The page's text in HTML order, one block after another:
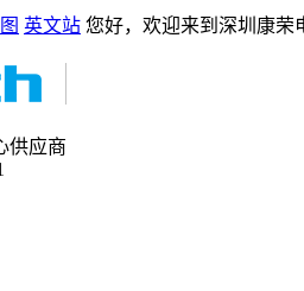
英文站 您好，欢迎来到深圳康荣
供应商